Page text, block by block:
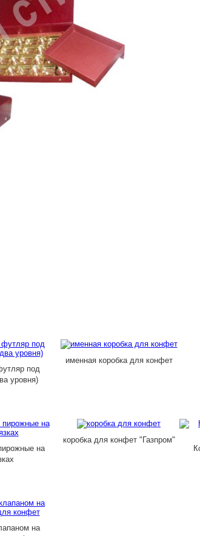
под
уровня)
именная коробка для конфет
на
коробка для конфет "Газпром"
на